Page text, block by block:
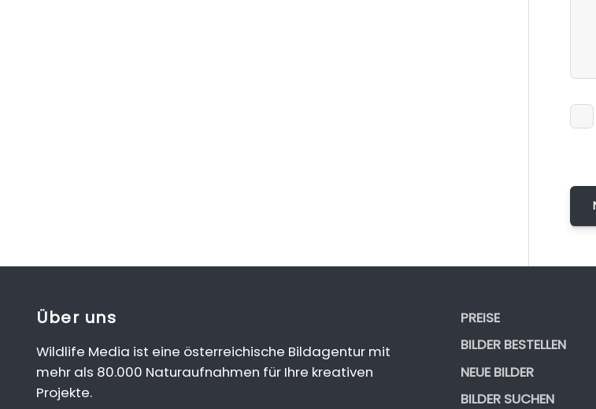
Über uns
Wildlife Media ist eine österreichische Bildagentur mit
mehr als 80.000 Naturaufnahmen für Ihre kreativen
Projekte.
PREISE
BILDER BESTELLEN
NEUE BILDER
BILDER SUCHEN